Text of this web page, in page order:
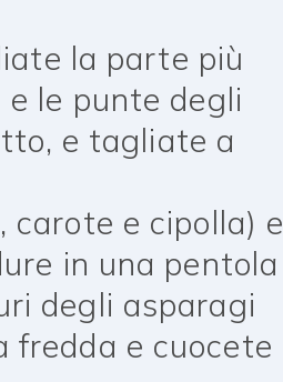
la parte più
le punte degli
e tagliate a
carote e cipolla) e
in una pentola
degli asparagi
fredda e cuocete